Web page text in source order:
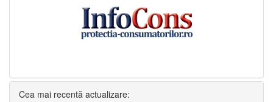
Cea mai recentă actualizare: